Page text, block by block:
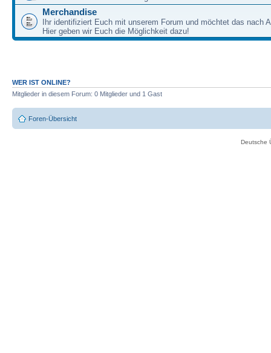
Merchandise
Ihr identifiziert Euch mit unserem Forum und möchtet das nach
Hier geben wir Euch die Möglichkeit dazu!
WER IST ONLINE?
Mitglieder in diesem Forum: 0 Mitglieder und 1 Gast
Foren-Übersicht
Deutsche